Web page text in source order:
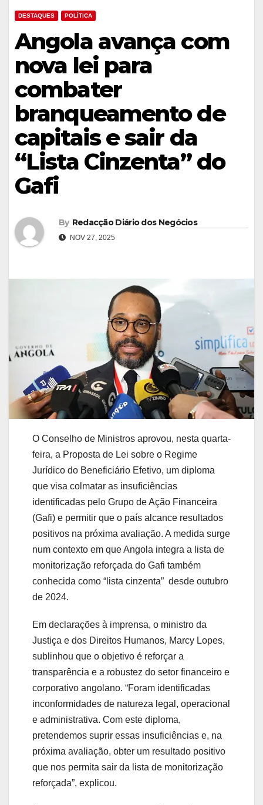
DESTAQUES POLÍTICA
Angola avança com
nova lei para
combater
branqueamento de
capitais e sair da
“Lista Cinzenta” do
Gafi
By Redacção Diário dos Negócios
NOV 27, 2025
O Conselho de Ministros aprovou, nesta quarta-
feira, a Proposta de Lei sobre o Regime
Jurídico do Beneficiário Efetivo, um diploma
que visa colmatar as insuficiências
identificadas pelo Grupo de Ação Financeira
(Gafi) e permitir que o país alcance resultados
positivos na próxima avaliação. A medida surge
num contexto em que Angola integra a lista de
monitorização reforçada do Gafi também
conhecida como “lista cinzenta” desde outubro
de 2024.
Em declarações à imprensa, o ministro da
Justiça e dos Direitos Humanos, Marcy Lopes,
sublinhou que o objetivo é reforçar a
transparência e a robustez do setor financeiro e
corporativo angolano. “Foram identificadas
inconformidades de natureza legal, operacional
e administrativa. Com este diploma,
pretendemos suprir essas insuficiências e, na
próxima avaliação, obter um resultado positivo
que nos permita sair da lista de monitorização
reforçada”, explicou.